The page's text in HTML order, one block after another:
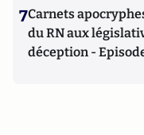
7Carnets
du RN aux
déception -